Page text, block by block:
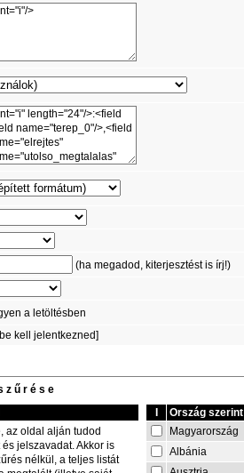
(ha megadod, kiterjesztést is írj!)
a letöltésben
kell jelentkezned]
z ű r é s e
az oldal alján tudod
jelszavadat. Akkor is
nélkül, a teljes listát
I
Ország szerint
Magyarország
Albánia